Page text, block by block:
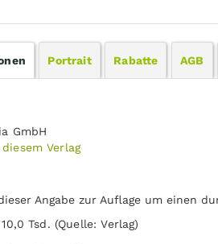
Portrait Rabatte AGB
GmbH
Verlag
Angabe zur Auflage um einen
Tsd. (Quelle: Verlag)